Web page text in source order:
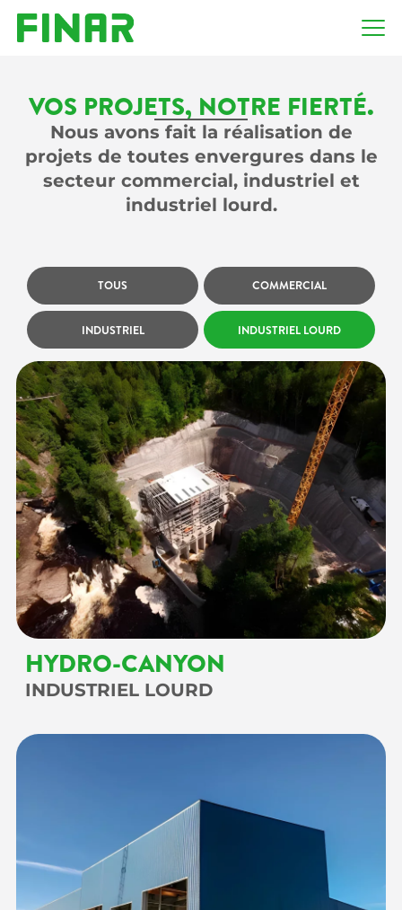
VOS PROJETS, NOTRE FIERTÉ.
Nous avons fait la réalisation de
projets de toutes envergures dans le
secteur commercial, industriel et
industriel lourd.
TOUS COMMERCIAL
INDUSTRIEL INDUSTRIEL LOURD
HYDRO-CANYON
INDUSTRIEL LOURD